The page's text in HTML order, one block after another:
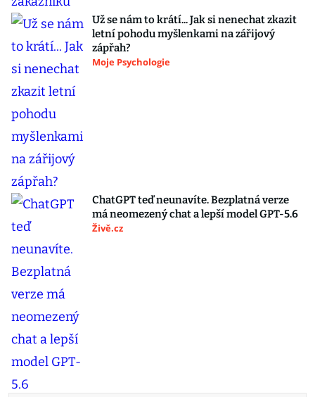
Už se nám to krátí... Jak si nenechat zkazit
letní pohodu myšlenkami na zářijový
zápřah?
Moje Psychologie
ChatGPT teď neunavíte. Bezplatná verze
má neomezený chat a lepší model GPT-5.6
Živě.cz